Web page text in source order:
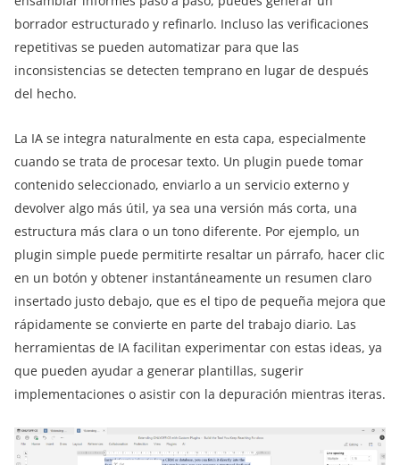
borrador estructurado y refinarlo. Incluso las verificaciones
repetitivas se pueden automatizar para que las
inconsistencias se detecten temprano en lugar de después
del hecho.
La IA se integra naturalmente en esta capa, especialmente
cuando se trata de procesar texto. Un plugin puede tomar
contenido seleccionado, enviarlo a un servicio externo y
devolver algo más útil, ya sea una versión más corta, una
estructura más clara o un tono diferente. Por ejemplo, un
plugin simple puede permitirte resaltar un párrafo, hacer clic
en un botón y obtener instantáneamente un resumen claro
insertado justo debajo, que es el tipo de pequeña mejora que
rápidamente se convierte en parte del trabajo diario. Las
herramientas de IA facilitan experimentar con estas ideas, ya
que pueden ayudar a generar plantillas, sugerir
implementaciones o asistir con la depuración mientras iteras.